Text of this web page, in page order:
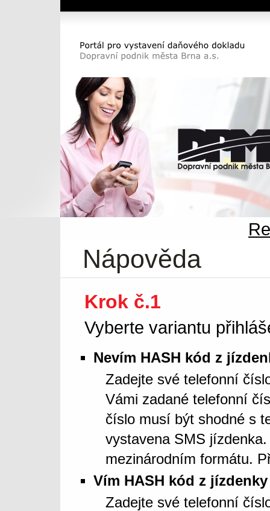
Portál pro vystavení daňového dokladu DP
města Brna a.s.
Nápověda
Krok č.1
Vyberte variantu
Nevím HASH kód z
Zadejte své telefonní
Vámi zadané telefonní
číslo musí být shodné s
vystavena SMS
mezinárodním formátu.
Vím HASH kód z jízdenky
Zadejte své telefonní